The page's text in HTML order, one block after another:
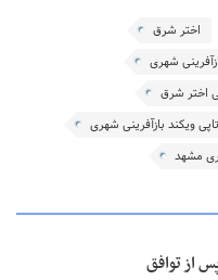
اختر شرق
شهری
اختر شرق
ویکند بازآفرینی شهری
مشهد
از توافق